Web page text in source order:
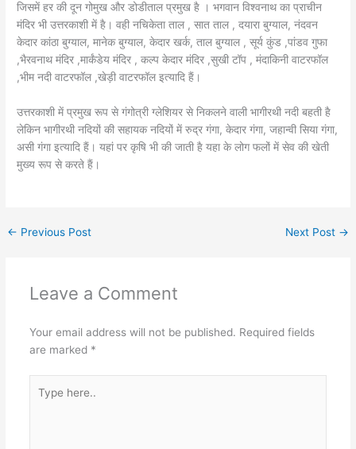
जिसमें हर की दून गोमुख और डोडीताल प्रमुख है । भगवान विश्वनाथ का प्राचीन
मंदिर भी उत्तरकाशी में है। वही नचिकेता ताल , सात ताल , दयारा बुग्याल, नंदवन
केदार कांठा बुग्याल, मानेक बुग्याल, केदार खर्क, ताल बुग्याल , सूर्य कुंड ,पांडव गुफा
,भैरवनाथ मंदिर ,मार्कंडेय मंदिर , कल्प केदार मंदिर ,सुखी टॉप , मंदाकिनी वाटरफॉल
,भीम नदी वाटरफॉल ,खेड़ी वाटरफॉल इत्यादि हैं।
उत्तरकाशी में प्रमुख रूप से गंगोत्री ग्लेशियर से निकलने वाली भागीरथी नदी बहती है
लेकिन भागीरथी नदियों की सहायक नदियों में रुद्र गंगा, केदार गंगा, जहान्वी सिया गंगा,
असी गंगा इत्यादि हैं। यहां पर कृषि भी की जाती है यहा के लोग फलों में सेव की खेती
मुख्य रूप से करते हैं।
← Previous Post Next Post →
Leave a Comment
Your email address will not be published. Required fields
are marked *
here..